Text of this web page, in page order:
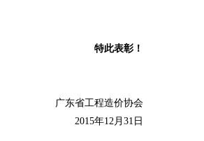
特此表彰！
广东省工程造价协会
2015年12月31日